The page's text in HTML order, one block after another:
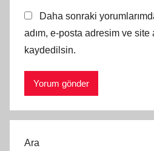
Daha sonraki
adım, e-posta adresim ve site
kaydedilsin.
Ara